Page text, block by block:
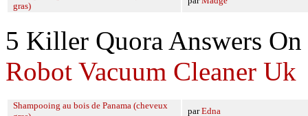
gras)
5 Killer Quora Answers
Robot Vacuum Cleaner Uk
Shampooing au bois de Panama (cheveux
parEdna